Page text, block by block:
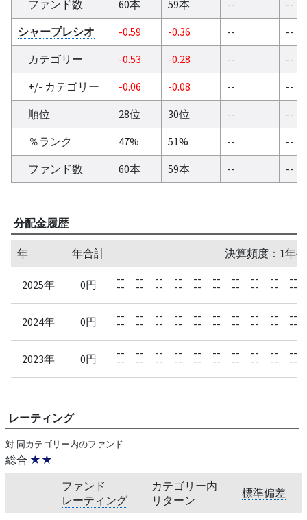
ファンド数 60本 59本 --
--
シャープレシオ
-0.59 -0.36 --
--
カテゴリー
-0.53 -0.28 --
--
+/- カテゴリー
-0.06 -0.08 --
--
順位
28位 30位 --
--
％ランク
47% 51% --
--
ファンド数
60本 59本 -- --
分配金履歴
年 年合計 決算頻度：1年
2025年 0円 --
--
--
--
--
--
--
--
--
--
--
--
--
--
--
--
--
--
--
--
2024年 0円 --
--
--
--
--
--
--
--
--
--
--
--
--
--
--
--
--
--
--
--
2023年 0円 --
--
--
--
--
--
--
--
--
--
--
--
--
--
--
--
--
--
--
--
レーティング
対 同カテゴリー内のファンド
総合 ★★
ファンド
レーティング
カテゴリー内
リターン
標準偏差